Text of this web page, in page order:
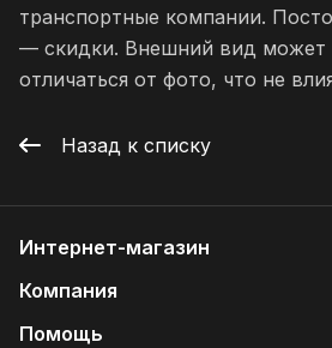
транспортные компании.
— скидки. Внешний вид может
отличаться от фото, что не
Назад к списку
Интернет-магазин
Компания
Помощь